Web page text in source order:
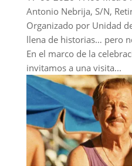
Antonio Nebrija, S/N,
Organizado por Unidad
llena de historias… pero
En el marco de la
invitamos a una visita...